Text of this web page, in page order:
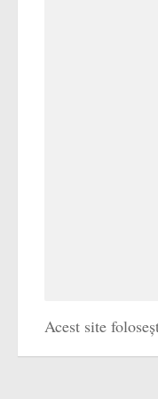
Acest site